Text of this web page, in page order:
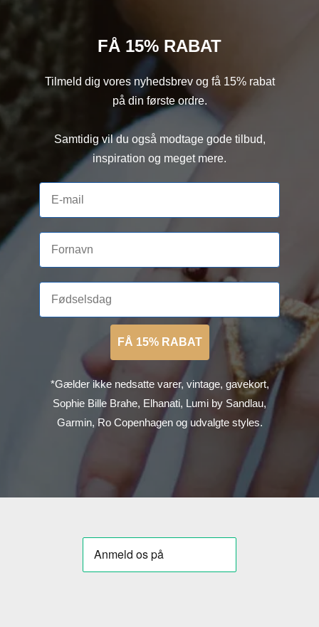
FÅ 15% RABAT
Tilmeld dig vores nyhedsbrev og få 15% rabat
på din første ordre.
Samtidig vil du også modtage gode tilbud,
inspiration og meget mere.
FÅ 15% RABAT
*Gælder ikke nedsatte varer, vintage, gavekort,
Sophie Bille Brahe, Elhanati, Lumi by Sandlau,
Garmin, Ro Copenhagen og udvalgte styles.